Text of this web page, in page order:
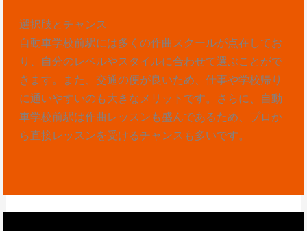
選択肢とチャンス
自動車学校前駅には多くの作曲スクールが点在してお
り、自分のレベルやスタイルに合わせて選ぶことがで
きます。また、交通の便が良いため、仕事や学校帰り
に通いやすいのも大きなメリットです。さらに、自動
車学校前駅は作曲レッスンも盛んであるため、プロか
ら直接レッスンを受けるチャンスも多いです。